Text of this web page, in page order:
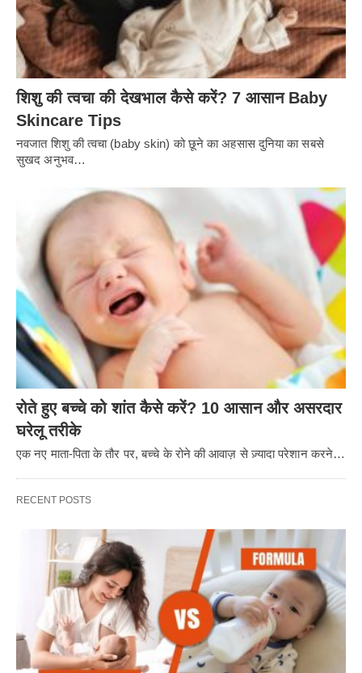
शिशु की त्वचा की देखभाल कैसे करें? 7 आसान Baby
Skincare Tips
नवजात शिशु की त्वचा (baby skin) को छूने का अहसास दुनिया का सबसे
सुखद अनुभव…
रोते हुए बच्चे को शांत कैसे करें? 10 आसान और असरदार
घरेलू तरीके
एक नए माता-पिता के तौर पर, बच्चे के रोने की आवाज़ से ज़्यादा परेशान करने…
RECENT POSTS